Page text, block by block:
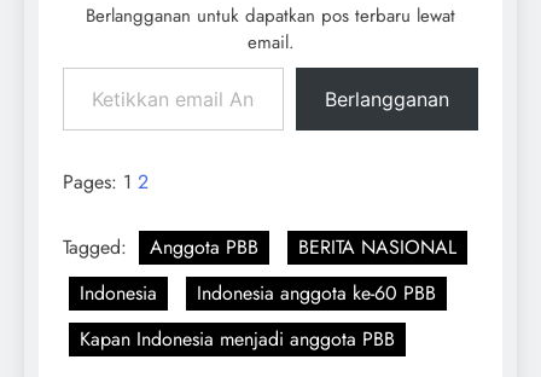
Berlangganan untuk dapatkan pos terbaru lewat
email.
Berlangganan
Pages: 1 2
Tagged: Anggota PBB
BERITA NASIONAL
Indonesia
Indonesia anggota ke-60 PBB
Kapan Indonesia menjadi anggota PBB